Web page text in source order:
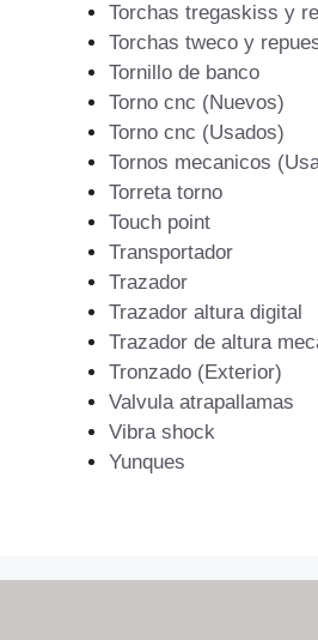
Torchas tregaskiss y
Torchas tweco y
Tornillo de banco
Torno cnc (Nuevos)
Torno cnc (Usados)
Tornos mecanicos
Torreta torno
Touch point
Transportador
Trazador
Trazador altura digital
Trazador de altura
Tronzado (Exterior)
Valvula atrapallamas
Vibra shock
Yunques